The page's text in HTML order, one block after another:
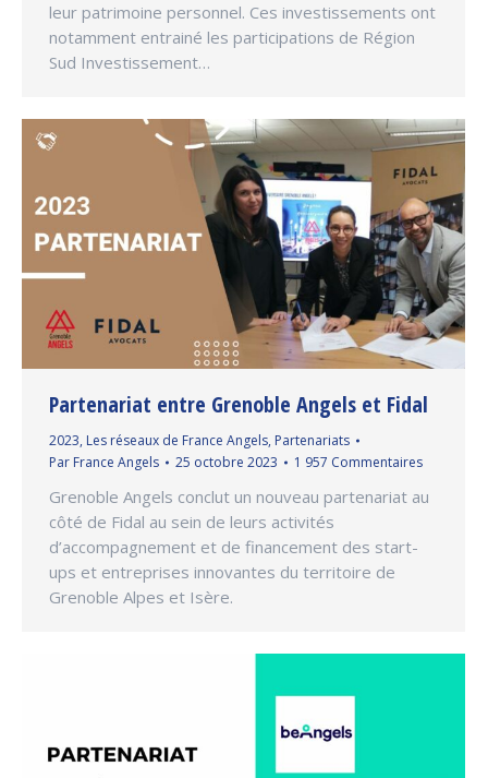
leur patrimoine personnel. Ces investissements ont
notamment entrainé les participations de Région
Sud Investissement…
Partenariat entre Grenoble Angels et Fidal
2023, Les réseaux de France Angels, Partenariats
Par France Angels 25 octobre 2023 1 957 Commentaires
Grenoble Angels conclut un nouveau partenariat au
côté de Fidal au sein de leurs activités
d’accompagnement et de financement des start-
ups et entreprises innovantes du territoire de
Grenoble Alpes et Isère.